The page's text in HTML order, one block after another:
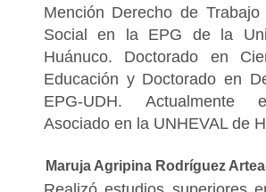
Mención Derecho de
Social en la EPG de la
Huánuco. Doctorado en
Educación y Doctorado en
EPG-UDH. Actualmente
Asociado en la UNHEVAL de
Maruja Agripina Rodríguez